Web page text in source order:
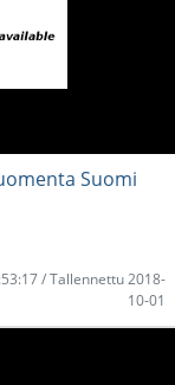
Suomi
/ Tallennettu 2018-
10-01